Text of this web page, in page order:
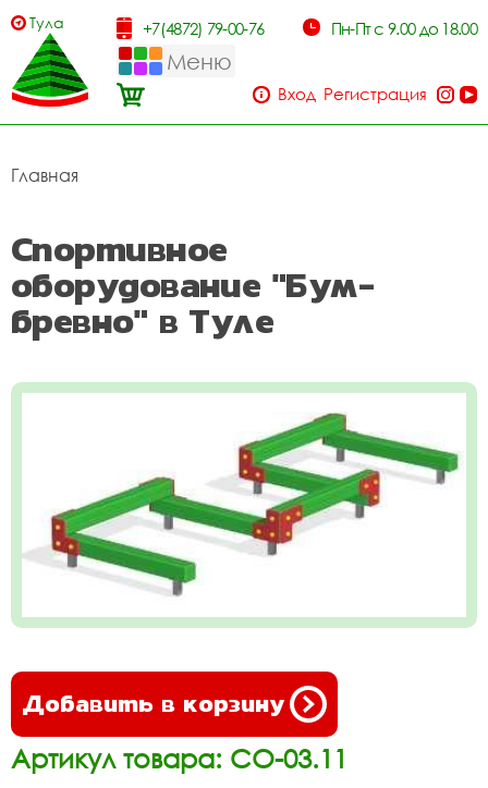
Тула +7(4872) 79-00-76 Пн-Пт с 9.00 до 18.00
Меню
Вход Регистрация
Главная
Спортивное
оборудование "Бум-
бревно" в Туле
Добавить в корзину
Артикул товара: СО-03.11